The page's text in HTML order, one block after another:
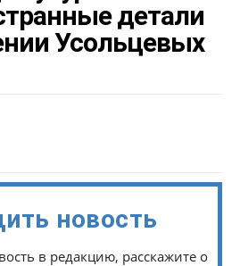
детали
Усольцевых
новость
в редакцию, расскажите о